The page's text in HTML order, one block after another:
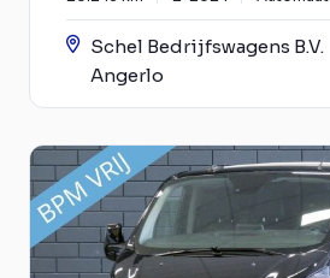
Schel Bedrijfswagens B.V.
Angerlo